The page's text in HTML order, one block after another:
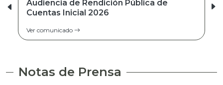
Audiencia de Rendición Pública de
Cuentas Inicial 2026
Ver comunicado
Audiencia de Rendición Pública de
Cuentas Final 2025
Ver comunicado
Notas de Prensa